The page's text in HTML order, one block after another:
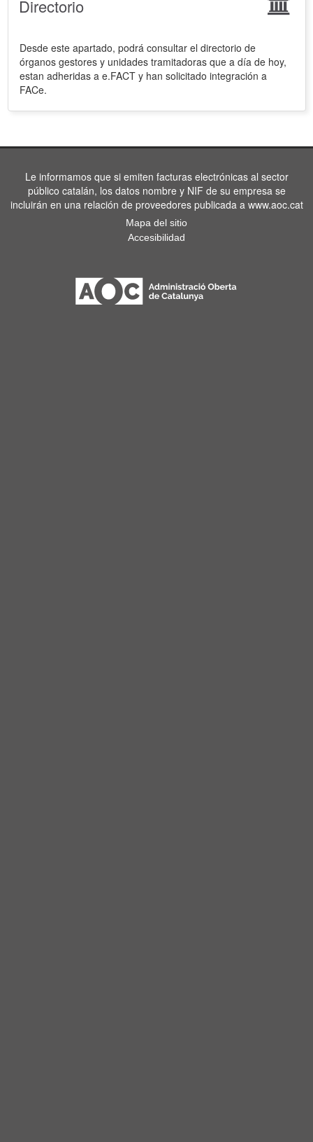
Directorio
Desde este apartado, podrá consultar el directorio de
órganos gestores y unidades tramitadoras que a día de hoy,
estan adheridas a e.FACT y han solicitado integración a
FACe.
Le informamos que si emiten facturas electrónicas al sector
público catalán, los datos nombre y NIF de su empresa se
incluirán en una relación de proveedores publicada a www.aoc.cat
Mapa del sitio
Accesibilidad